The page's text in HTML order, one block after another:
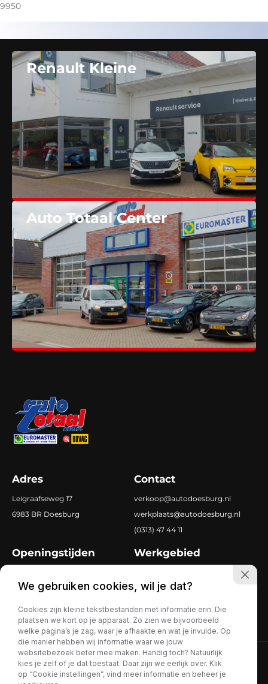
9950
Renault Kleine
Auto Totaal Center
Adres
Leigraafseweg 17
6983 BR Doesburg
Contact
verkoop@autodoesburg.nl
werkplaats@autodoesburg.nl
(0313) 47 44 11
Openingstijden
Za
9.30 tot 17.00
Werkgebied
Zevenaar
Privacy policy
We gebruiken cookies, wil je dat?
Cookies zijn kleine tekstbestanden met informatie erin. Die
plaatsen we kort op je apparaat. Zo zien we bijvoorbeeld
welke pagina’s je zag, waar je afhaakte en wat je invulde. Op
die manier hebben wij informatie waar we jouw
websitebezoek beter mee maken. Handig toch? Natuurlijk
kies je zelf of je dat toestaat. Daar zijn we eerlijk over. Klik
op “Cookie instellingen”, vind meer informatie en beheer je